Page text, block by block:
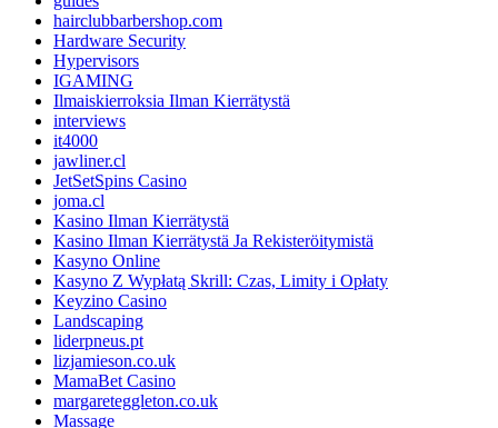
hairclubbarbershop.com
Hardware Security
Hypervisors
IGAMING
Ilmaiskierroksia Ilman Kierrätystä
interviews
it4000
jawliner.cl
JetSetSpins Casino
joma.cl
Kasino Ilman Kierrätystä
Kasino Ilman Kierrätystä Ja Rekisteröitymistä
Kasyno Online
Kasyno Z Wypłatą Skrill: Czas, Limity i Opłaty
Keyzino Casino
Landscaping
liderpneus.pt
lizjamieson.co.uk
MamaBet Casino
margareteggleton.co.uk
Massage